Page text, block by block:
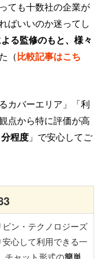
ても十数社の企業が
ばいいのか迷ってし
る監修のもと、様々
（比較記事はこち
カバーエリア」「利
点から特に評価が高
分程度 」で安心してご